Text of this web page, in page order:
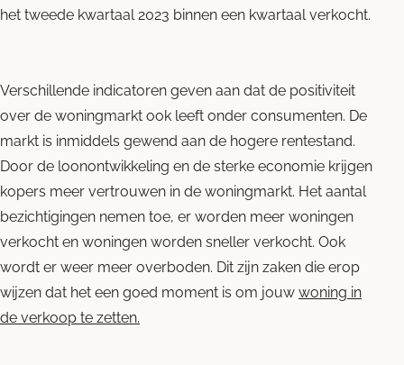
het tweede kwartaal 2023 binnen een kwartaal verkocht.
Verschillende indicatoren geven aan dat de positiviteit
over de woningmarkt ook leeft onder consumenten. De
markt is inmiddels gewend aan de hogere rentestand.
Door de loonontwikkeling en de sterke economie krijgen
kopers meer vertrouwen in de woningmarkt. Het aantal
bezichtigingen nemen toe, er worden meer woningen
verkocht en woningen worden sneller verkocht. Ook
wordt er weer meer overboden. Dit zijn zaken die erop
wijzen dat het een goed moment is om jouw woning in
de verkoop te zetten.